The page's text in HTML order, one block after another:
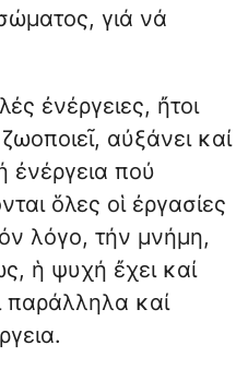
γιά νά
ἐνέργειες, ἤτοι
αὐξάνει καί
ἐνέργεια πού
ὅλες οἱ ἐργασίες
λόγο, τήν μνήμη,
ἡ ψυχή ἔχει καί
παράλληλα καί